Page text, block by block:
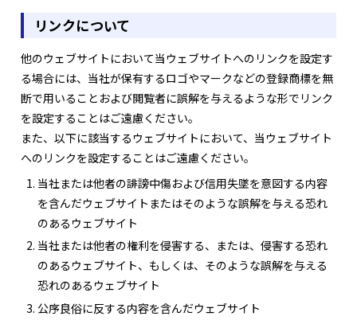
リンクについて
他のウェブサイトにおいて当ウェブサイトへのリンクを設定す
る場合には、当社が保有するロゴやマークなどの登録商標を無
断で用いることおよび閲覧者に誤解を与えるような形でリンク
を設定することはご遠慮ください。
また、以下に該当するウェブサイトにおいて、当ウェブサイト
へのリンクを設定することはご遠慮ください。
当社または他者の誹謗中傷および信用失墜を意図する内容
を含んだウェブサイトまたはそのような誤解を与える恐れ
のあるウェブサイト
当社または他者の権利を侵害する、または、侵害する恐れ
のあるウェブサイト、もしくは、そのような誤解を与える
恐れのあるウェブサイト
公序良俗に反する内容を含んだウェブサイト